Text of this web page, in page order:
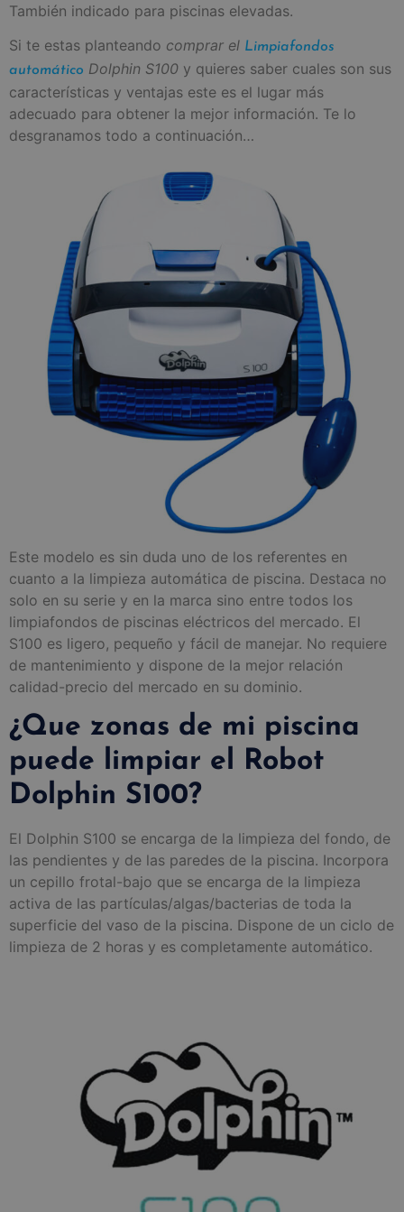
También indicado para piscinas elevadas.
Si te estas planteando comprar el Limpiafondos
automático Dolphin S100 y quieres saber cuales son sus
características y ventajas este es el lugar más
adecuado para obtener la mejor información. Te lo
desgranamos todo a continuación…
Este modelo es sin duda uno de los referentes en
cuanto a la limpieza automática de piscina. Destaca no
solo en su serie y en la marca sino entre todos los
limpiafondos de piscinas eléctricos del mercado. El
S100 es ligero, pequeño y fácil de manejar. No requiere
de mantenimiento y dispone de la mejor relación
calidad-precio del mercado en su dominio.
¿Que zonas de mi piscina
puede limpiar el Robot
Dolphin S100?
El Dolphin S100 se encarga de la limpieza del fondo, de
las pendientes y de las paredes de la piscina. Incorpora
un cepillo frotal-bajo que se encarga de la limpieza
activa de las partículas/algas/bacterias de toda la
superficie del vaso de la piscina. Dispone de un ciclo de
limpieza de 2 horas y es completamente automático.